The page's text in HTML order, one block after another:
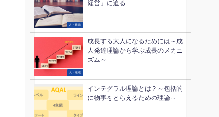
人・組織
経営」に迫る
人・組織
成長する大人になるためには～成
人発達理論から学ぶ成長のメカニ
ズム～
インテグラル理論とは？～包括的
に物事をとらえるための理論～